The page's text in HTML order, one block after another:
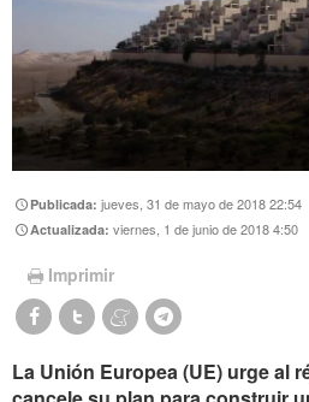
Publicada:jueves, 31 de mayo de 2018 22:54
Actualizada:viernes, 1 de junio de 2018 4:50
Imprimir
La Unión Europea (UE) urge al